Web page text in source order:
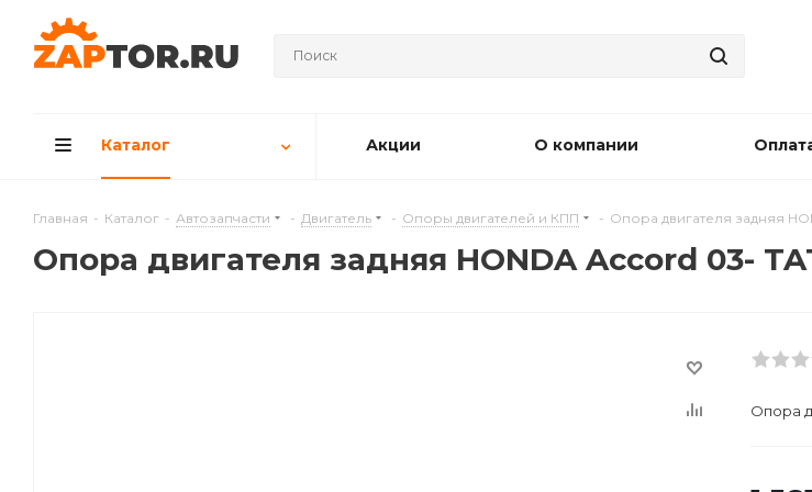
Каталог Акции О компании
Главная - Каталог - Автозапчасти - Двигатель - Опоры двигателей и КПП - Опора двигателя задняя
Опора двигателя задняя HONDA Accord 03-
Опора